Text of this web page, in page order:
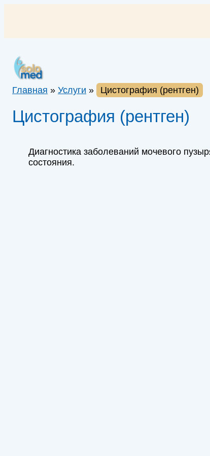
Главная » Услуги » Цистография (рентген)
Цистография (рентген)
Диагностика заболеваний мочевого
состояния.